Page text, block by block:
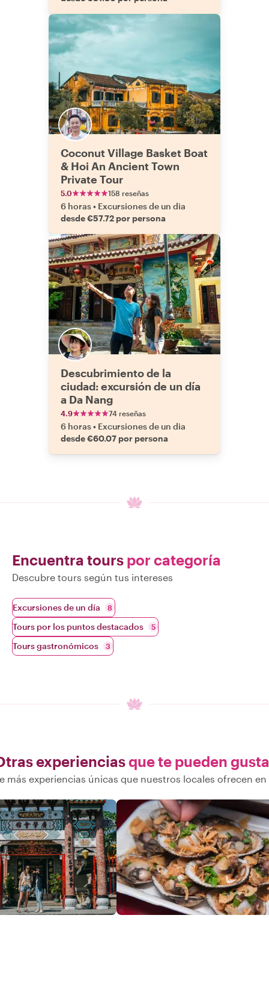
Coconut Village Basket Boat
& Hoi An Ancient Town
Private Tour
5.0 158 reseñas
6 horas• Excursiones de un dia
desde €57.72 por persona
Descubrimiento de la
ciudad: excursión de un día
a Da Nang
4.9 74 reseñas
6 horas• Excursiones de un dia
desde €60.07 por persona
Encuentra tours por categoría
Descubre tours según tus intereses
Excursiones de un día 8
Tours por los puntos destacados 5
Tours gastronómicos 3
experienciasque te pueden
más experiencias únicas que nuestros locales ofrecen en